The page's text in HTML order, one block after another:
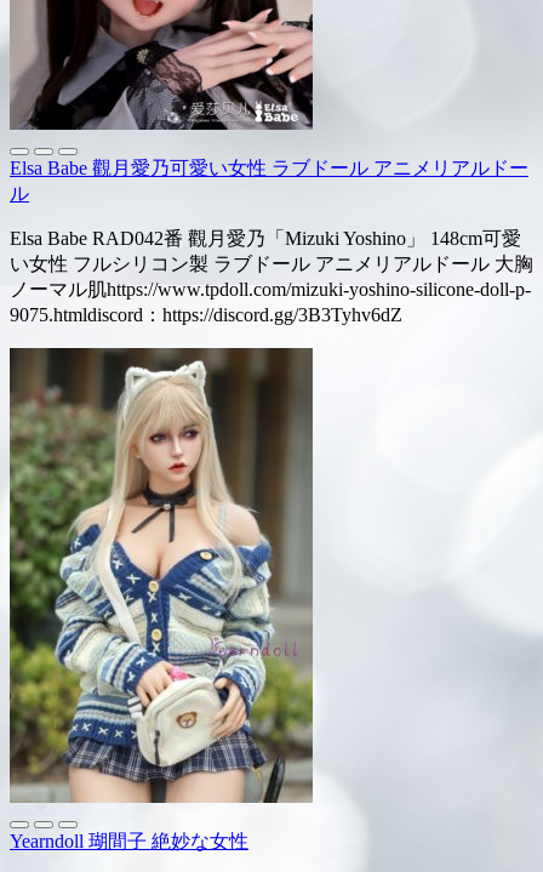
Elsa Babe 觀月愛乃可愛い女性 ラブドール アニメリアルドー
ル
Elsa Babe RAD042番 觀月愛乃「Mizuki Yoshino」 148cm可愛
い女性 フルシリコン製 ラブドール アニメリアルドール 大胸
ノーマル肌https://www.tpdoll.com/mizuki-yoshino-silicone-doll-p-
9075.htmldiscord：https://discord.gg/3B3Tyhv6dZ
Yearndoll 瑚間子 絶妙な女性